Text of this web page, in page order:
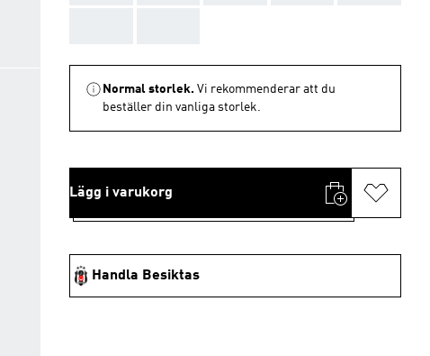
Normal storlek. Vi rekommenderar att du
beställer din vanliga storlek.
Lägg i varukorg
Handla Besiktas